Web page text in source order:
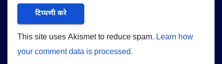
This site uses Akismet to reduce spam. Learn how
your comment data is processed.